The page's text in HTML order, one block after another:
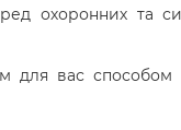
охоронних та
для вас способом